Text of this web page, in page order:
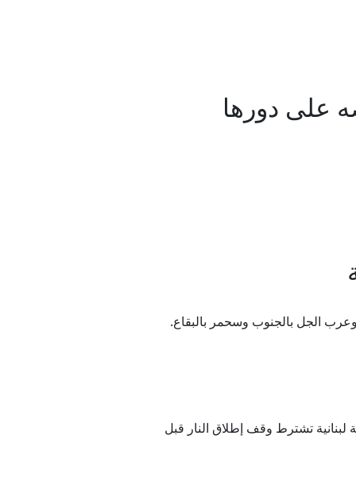
على دورها
لبنانية تشترط وقف إطلاق النار قبل